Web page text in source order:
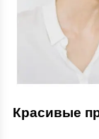
Красивые